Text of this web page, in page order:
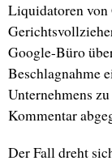
Liquidatoren von
Google-Büro
Beschlagnahme
Unternehmens
Kommentar
Der Fall dreht